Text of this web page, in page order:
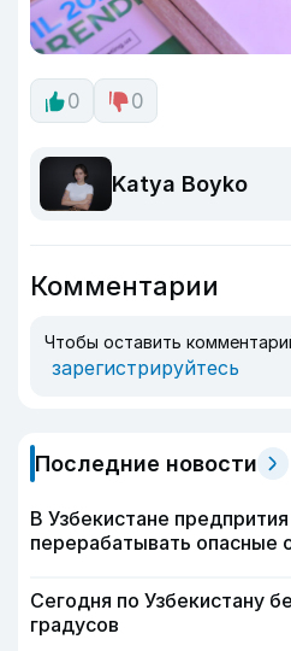
0 0
Katya Boyko
Комментарии
Чтобы оставить
зарегистрируйтесь
Последние новости
В Узбекистане
перерабатывать опасные
Сегодня по Узбекистану
градусов